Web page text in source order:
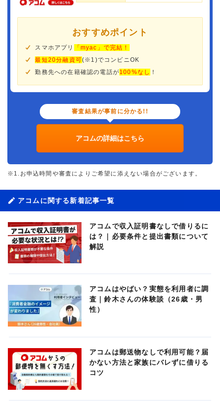
おすすめポイント
スマホアプリ
「myac」で完結！
最短20分融資可(※1)でコンビニOK
勤務先への在籍確認の電話が100%なし ！
審査結果が事前に分かる!!
アコムの詳細はこちら
※1.お申込時間や審査によりご希望に添えない場合がございます。
アコムに関する新着記事一覧
アコムで収入証明書なしで借りるに
は？｜必要条件と提出書類について
解説
アコムはやばい？実態を利用者に調
査｜鈴木さんの体験談（26歳・男
性）
アコムは郵送物なしで利用可能？届
かない方法と家族にバレずに借りる
コツ